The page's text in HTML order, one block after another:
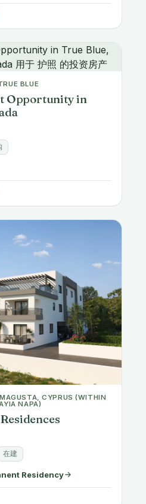
BLUE
Opportunity in
CYPRUS (WITHIN
NAPA)
在建
Residency